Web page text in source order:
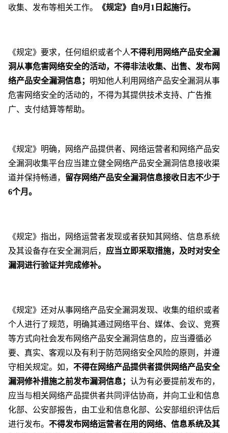
收集、发布等相关工作。
《规定》自9月1日起施行。
《规定》要求，任何组织或者个人不得利用网络产品安全漏
洞从事危害网络安全的活动，不得非法收集、出售、发布网
络产品安全漏洞信息； 明知他人利用网络产品安全漏洞从事
危害网络安全的活动的，不得为其提供技术支持、广告推
广、支付结算等帮助。
《规定》明确，网络产品提供者、网络运营者和网络产品安
全漏洞收集平台应当建立健全网络产品安全漏洞信息接收渠
道并保持畅通， 留存网络产品安全漏洞信息接收日志不少于
6个月。
《规定》指出，网络运营者发现或者获知其网络、信息系统
及其设备存在安全漏洞后， 应当立即采取措施，及时对安全
漏洞进行验证并完成修补。
《规定》还对从事网络产品安全漏洞发现、收集的组织或者
个人进行了规范，明确其通过网络平台、媒体、会议、竞赛
等方式向社会发布网络产品安全漏洞信息的，应当遵循必
要、真实、客观以及有利于防范网络安全风险的原则，并遵
守相关规定。如， 不得在网络产品提供者提供网络产品安全
漏洞修补措施之前发布漏洞信息； 认为有必要提前发布的，
应当与相关网络产品提供者共同评估协商，并向工业和信息
化部、公安部报告，由工业和信息化部、公安部组织评估后
进行发布。 不得发布网络运营者在用的网络、信息系统及其